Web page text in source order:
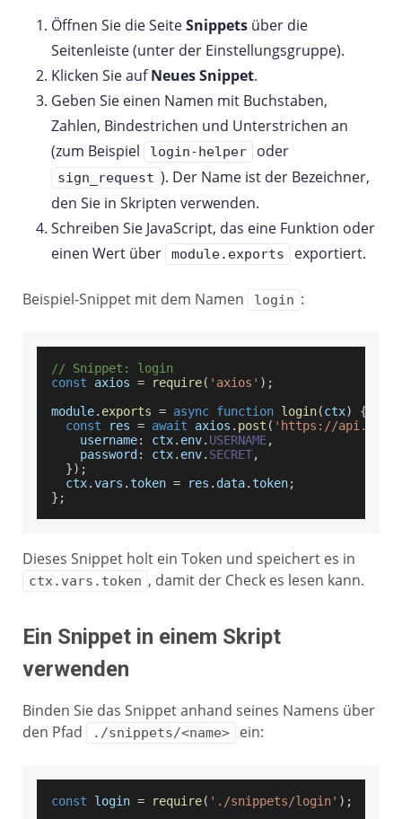
Öffnen Sie die SeiteSnippets über die
Seitenleiste (unter der Einstellungsgruppe).
Klicken Sie aufNeues Snippet.
Geben Sie einen Namen mit Buchstaben,
Zahlen, Bindestrichen und Unterstrichen an
(zum Beispiel
login-helper oder
sign_request ). Der Name ist der Bezeichner,
den Sie in Skripten verwenden.
Schreiben Sie JavaScript, das eine Funktion oder
einen Wert über
module.exports exportiert.
Beispiel-Snippet mit dem Namen login :
// Snippet: login
const axios = require( 'axios' ) ;
module. exports = async function login(ctx)
{
const res = await axios . post ( 'https://
username: ctx. env. USERNAME,
password : ctx. env. SECRET,
}) ;
  ctx
.vars .token = res . data.token;
} ;
Dieses Snippet holt ein Token und speichert es in
ctx.vars.token , damit der Check es lesen kann.
Ein Snippet in einem Skript
verwenden
Binden Sie das Snippet anhand seines Namens über
den Pfad
./snippets/<name> ein:
const login = require( './snippets/login' ) ;